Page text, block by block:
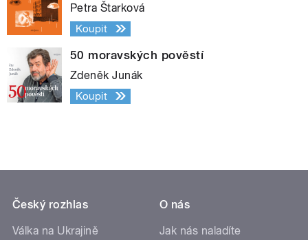
Petra Štarková
Koupit
50 moravských pověstí
Zdeněk Junák
Koupit
Český rozhlas
Válka na Ukrajině
O nás
Jak nás naladíte